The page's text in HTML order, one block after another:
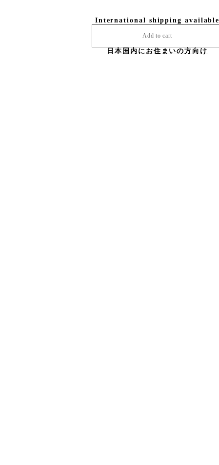
International shipping available
Add to cart
日本国内にお住まいの方向け